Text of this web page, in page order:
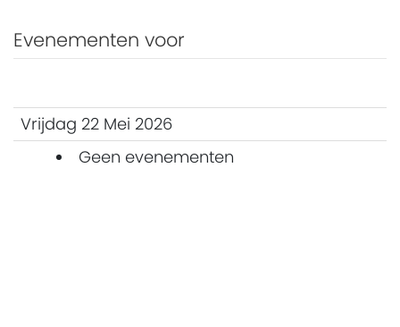
Evenementen voor
Vrijdag 22 Mei 2026
Geen evenementen